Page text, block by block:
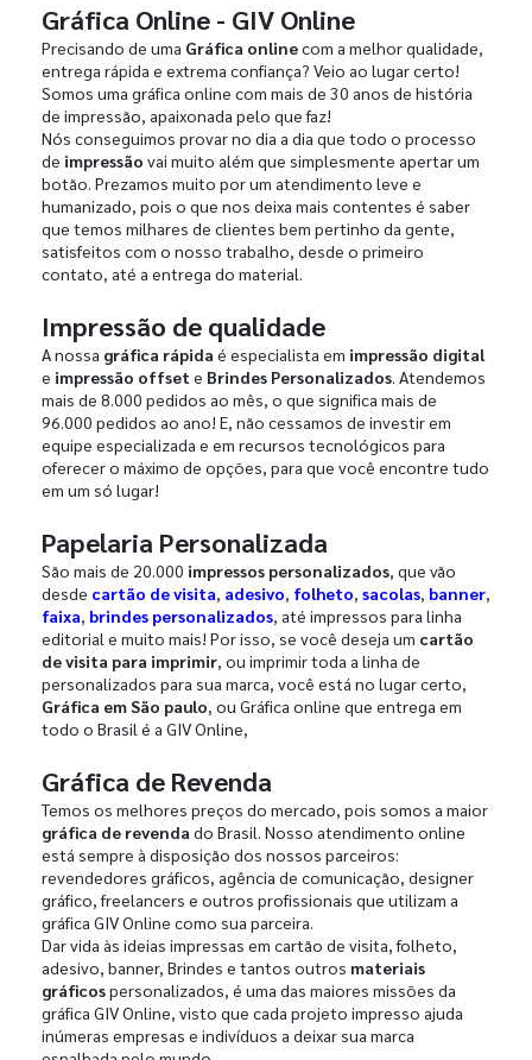
Gráfica Online - GIV Online
Precisando de uma Gráfica onlinecom a melhor qualidade,
entrega rápida e extrema confiança? Veio ao lugar certo!
Somos uma gráfica online com mais de 30 anos de história
de impressão, apaixonada pelo que faz!
Nós conseguimos provar no dia a dia que todo o processo
de impressão vai muito além que simplesmente apertar um
botão. Prezamos muito por um atendimento leve e
humanizado, pois o que nos deixa mais contentes é saber
que temos milhares de clientes bem pertinho da gente,
satisfeitos com o nosso trabalho, desde o primeiro
contato, até a entrega do material.
Impressão de qualidade
A nossa gráfica rápida é especialista em impressão digital
e impressão offset e Brindes Personalizados. Atendemos
mais de 8.000 pedidos ao mês, o que significa mais de
96.000 pedidos ao ano! E, não cessamos de investir em
equipe especializada e em recursos tecnológicos para
oferecer o máximo de opções, para que você encontre tudo
em um só lugar!
Papelaria Personalizada
São mais de 20.000 impressos personalizados, que vão
desde cartão de visita, adesivo, folheto, sacolas, banner,
faixa, brindes personalizados, até impressos para linha
editorial e muito mais! Por isso, se você deseja um cartão
de visita para imprimir, ou imprimir toda a linha de
personalizados para sua marca, você está no lugar certo,
Gráfica em São paulo, ou Gráfica online que entrega em
todo o Brasil é a GIV Online,
Gráfica de Revenda
Temos os melhores preços do mercado, pois somos a maior
gráfica de revenda do Brasil. Nosso atendimento online
está sempre à disposição dos nossos parceiros:
revendedores gráficos, agência de comunicação, designer
gráfico, freelancers e outros profissionais que utilizam a
gráfica GIV Online como sua parceira.
Dar vida às ideias impressas em cartão de visita, folheto,
adesivo, banner, Brindes e tantos outros materiais
gráficospersonalizados, é uma das maiores missões da
gráfica GIV Online, visto que cada projeto impresso ajuda
inúmeras empresas e indivíduos a deixar sua marca